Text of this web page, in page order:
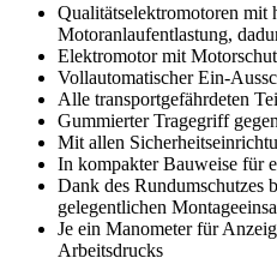
Qualitätselektromotoren mit
Motoranlaufentlastung,
Elektromotor mit
Vollautomatischer Ein-
Alle transportgefährdeten
Gummierter Tragegriff
Mit allen
In kompakter Bauweise für
Dank des Rundumschutzes
gelegentlichen
Je ein Manometer für
Arbeitsdrucks